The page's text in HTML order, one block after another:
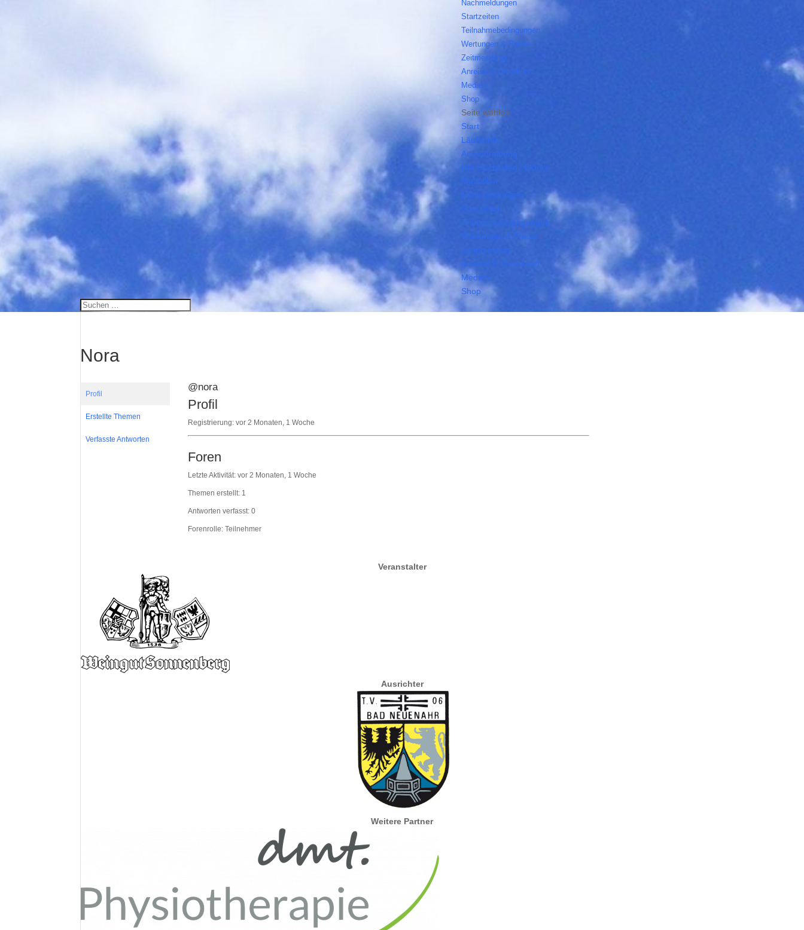
Nachmeldungen
Startzeiten
Teilnahmebedingungen
Wertungen & Preise
Zeitmessung
Anreise & Unterkunft
Medien
Shop
Seite wählen
Start
Läuferinfo
Ausschreibung
HM Startzeiten / Blöcke
Medaillen
Nachmeldungen
Startzeiten
Teilnahmebedingungen
Wertungen & Preise
Zeitmessung
Anreise & Unterkunft
Medien
Shop
Nora
Profil
Erstellte Themen
Verfasste Antworten
@nora
Profil
Registrierung: vor 2 Monaten, 1 Woche
Foren
Letzte Aktivität: vor 2 Monaten, 1 Woche
Themen erstellt: 1
Antworten verfasst: 0
Forenrolle: Teilnehmer
Veranstalter
Ausrichter
Weitere Partner